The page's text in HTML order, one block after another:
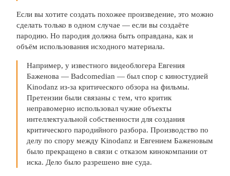
Если вы хотите создать похожее произведение, это можно
сделать только в одном случае — если вы создаёте
пародию. Но пародия должна быть оправдана, как и
объём использования исходного материала.
Например, у известного видеоблогера Евгения
Баженова — Badcomedian — был спор с киностудией
Kinodanz из-за критического обзора на фильмы.
Претензии были связаны с тем, что критик
неправомерно использовал чужие объекты
интеллектуальной собственности для создания
критического пародийного разбора. Производство по
делу по спору между Kinodanz и Евгением Баженовым
было прекращено в связи с отказом кинокомпании от
иска. Дело было разрешено вне суда.